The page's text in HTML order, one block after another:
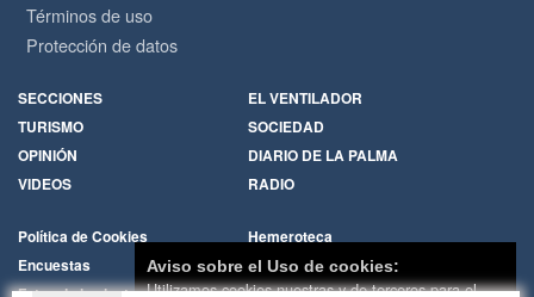
Términos de uso
Protección de datos
SECCIONES
EL VENTILADOR
TURISMO
SOCIEDAD
OPINIÓN
DIARIO DE LA PALMA
VIDEOS
RADIO
Política de Cookies
Hemeroteca
Encuestas
Cartas de los lectores
Aviso sobre el Uso de cookies:
Utilizamos cookies nuestras y de terceros para el